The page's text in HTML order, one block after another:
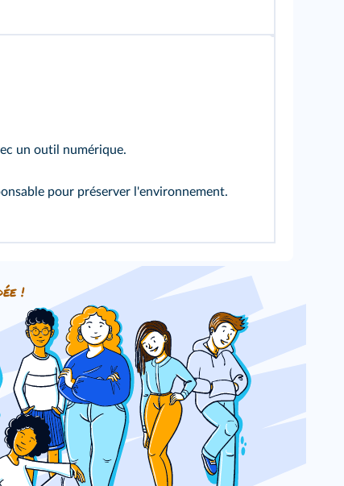
un outil numérique.
pour préserver l'environnement.
!